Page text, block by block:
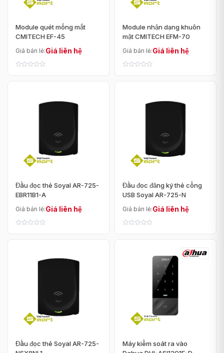
Module quét mống mắt
CMITECH EF-45
Giá bán lẻ:Giá liên hệ
Module nhận dạng khuôn
mặt CMITECH EFM-70
Giá bán lẻ:Giá liên hệ
Đầu đọc thẻ Soyal AR-725-
EBR11B1-A
Giá bán lẻ:Giá liên hệ
Đầu đọc đăng ký thẻ cổng
USB Soyal AR-725-N
Giá bán lẻ:Giá liên hệ
Đầu đọc thẻ Soyal AR-725-
Máy kiểm soát ra vào